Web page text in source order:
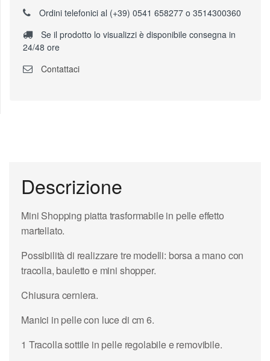
Ordini telefonici al (+39) 0541 658277 o 3514300360
Se il prodotto lo visualizzi è disponibile consegna in
24/48 ore
Contattaci
Descrizione
Mini Shopping piatta trasformabile in pelle effetto
martellato.
Possibilità di realizzare tre modelli: borsa a mano con
tracolla, bauletto e mini shopper.
Chiusura cerniera.
Manici in pelle con luce di cm 6.
1 Tracolla sottile in pelle regolabile e removibile.